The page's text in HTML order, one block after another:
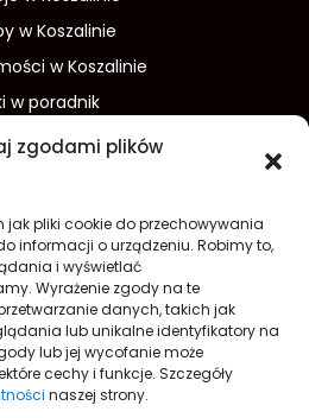
zgodami plików
pliki cookie do przechowywania
informacji o urządzeniu. Robimy to,
i wyświetlać
Wyrażenie zgody na te
danych, takich jak
lub unikalne identyfikatory na
lub jej wycofanie może
cechy i funkcje. Szczegóły
naszej strony.
w Koszalinie
w Koszalinie
w poradnik
w Koszalinie
w Koszalinie
Dom i ogród
Lifestyle
O nas
Reklama
Kontakt
Cookies (EU)